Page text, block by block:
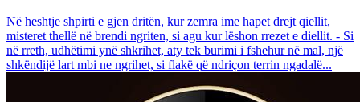
Në heshtje shpirti e gjen dritën, kur zemra ime hapet drejt qiellit,
misteret thellë në brendi ngriten, si agu kur lëshon rrezet e diellit. - Si
në rreth, udhëtimi ynë shkrihet, aty tek burimi i fshehur në mal, një
shkëndijë lart mbi ne ngrihet, si flakë që ndriçon terrin ngadalë...